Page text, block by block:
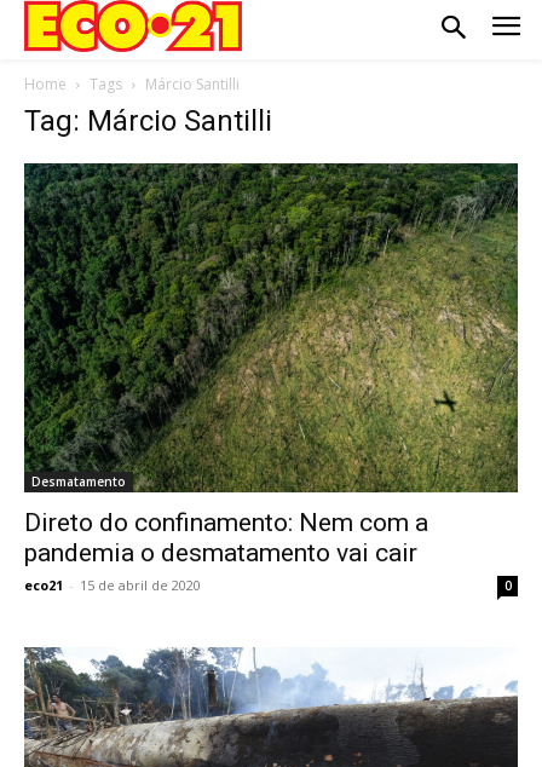
Home Tags Márcio Santilli
Tag: Márcio Santilli
Desmatamento
Direto do confinamento: Nem com a
pandemia o desmatamento vai cair
eco21 - 15 de abril de 2020 0